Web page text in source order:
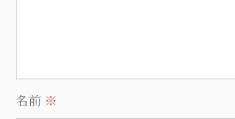
名前 ※